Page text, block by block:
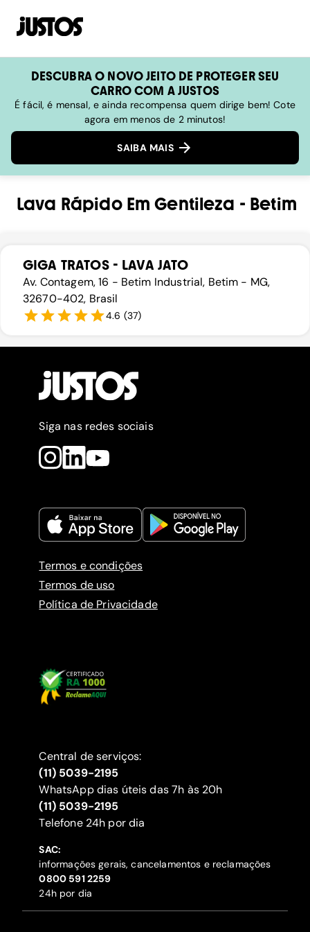
DESCUBRA O NOVO JEITO DE PROTEGER SEU
CARRO COM A JUSTOS
É fácil, é mensal, e ainda recompensa quem dirige bem! Cote
agora em menos de 2 minutos!
SAIBA MAIS
Lava RápidoEmGentileza - Betim
GIGA TRATOS - LAVA JATO
Av. Contagem, 16 - Betim Industrial, Betim - MG,
32670-402, Brasil
4.6 (37)
Siga nas redes sociais
Termos e condições
Termos de uso
Política de Privacidade
Central de serviços:
(11) 5039-2195
WhatsApp dias úteis das 7h às 20h
(11) 5039-2195
‍Telefone 24h por dia
SAC:
informações gerais, cancelamentos e reclamações
‍0800 591 2259
24h por dia